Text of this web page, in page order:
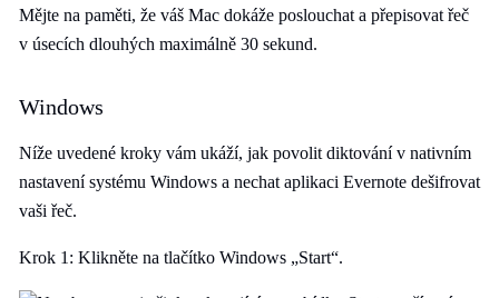
Mějte na paměti, že váš Mac dokáže poslouchat a přepisovat řeč
v úsecích dlouhých maximálně 30 sekund.
Windows
Níže uvedené kroky vám ukáží, jak povolit diktování v nativním
nastavení systému Windows a nechat aplikaci Evernote dešifrovat
vaši řeč.
Krok 1: Klikněte na tlačítko Windows „Start“.